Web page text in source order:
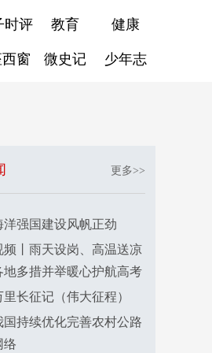
时评 教育 健康
窗 微史记 少年志
更多>>
洋强国建设风帆正劲
频丨雨天设岗、高温送凉
地多措并举暖心护航高考
里长征记（伟大征程）
国持续优化完善农村公路
络